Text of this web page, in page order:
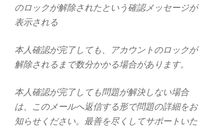
のロックが解除されたという確認メッセージが
表示される
本人確認が完了しても、アカウントのロックが
解除されるまで数分かかる場合があります。
本人確認が完了しても問題が解決しない場合
は、このメールへ返信する形で問題の詳細をお
知らせください。最善を尽くしてサポートいた